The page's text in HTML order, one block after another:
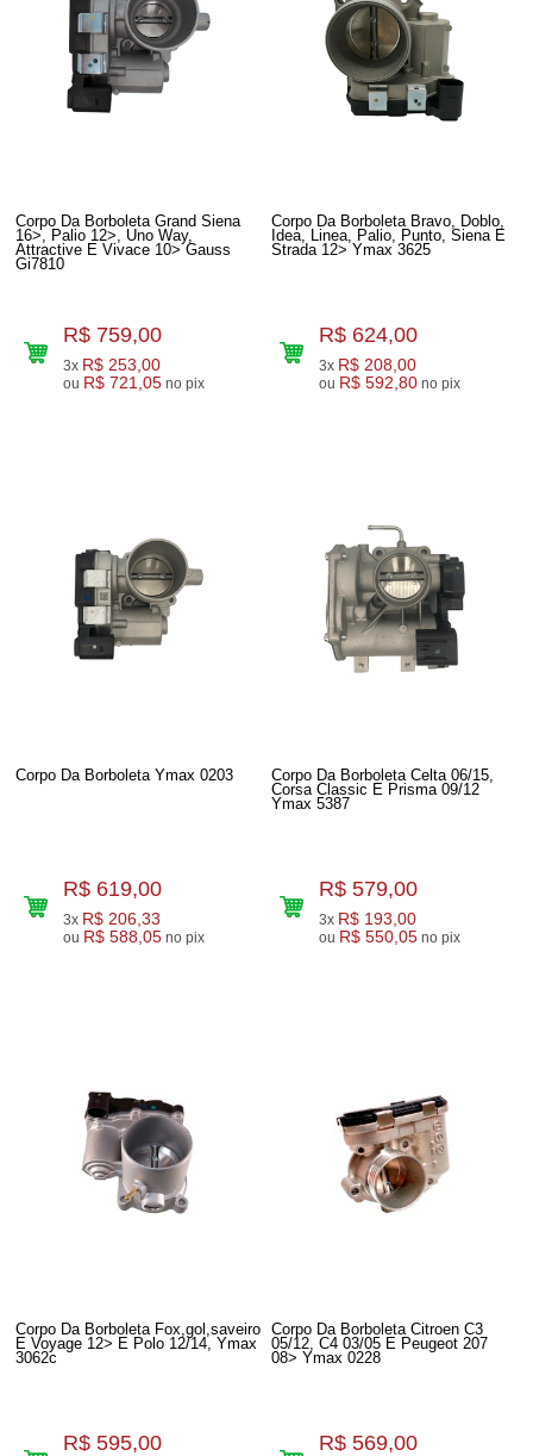
Corpo Da Borboleta Grand Siena
16>, Palio 12>, Uno Way,
Attractive E Vivace 10> Gauss
Gi7810
R$ 759,00
3x R$ 253,00
ou R$ 721,05 no pix
Corpo Da Borboleta Bravo, Doblo,
Idea, Linea, Palio, Punto, Siena E
Strada 12> Ymax 3625
R$ 624,00
3x R$ 208,00
ou R$ 592,80 no pix
Corpo Da Borboleta Ymax 0203
R$ 619,00
3x R$ 206,33
ou R$ 588,05 no pix
Corpo Da Borboleta Celta 06/15,
Corsa Classic E Prisma 09/12
Ymax 5387
R$ 579,00
3x R$ 193,00
ou R$ 550,05 no pix
Corpo Da Borboleta Fox,gol,saveiro
E Voyage 12> E Polo 12/14, Ymax
3062c
R$ 595,00
Corpo Da Borboleta Citroen C3
05/12, C4 03/05 E Peugeot 207
08> Ymax 0228
R$ 569,00